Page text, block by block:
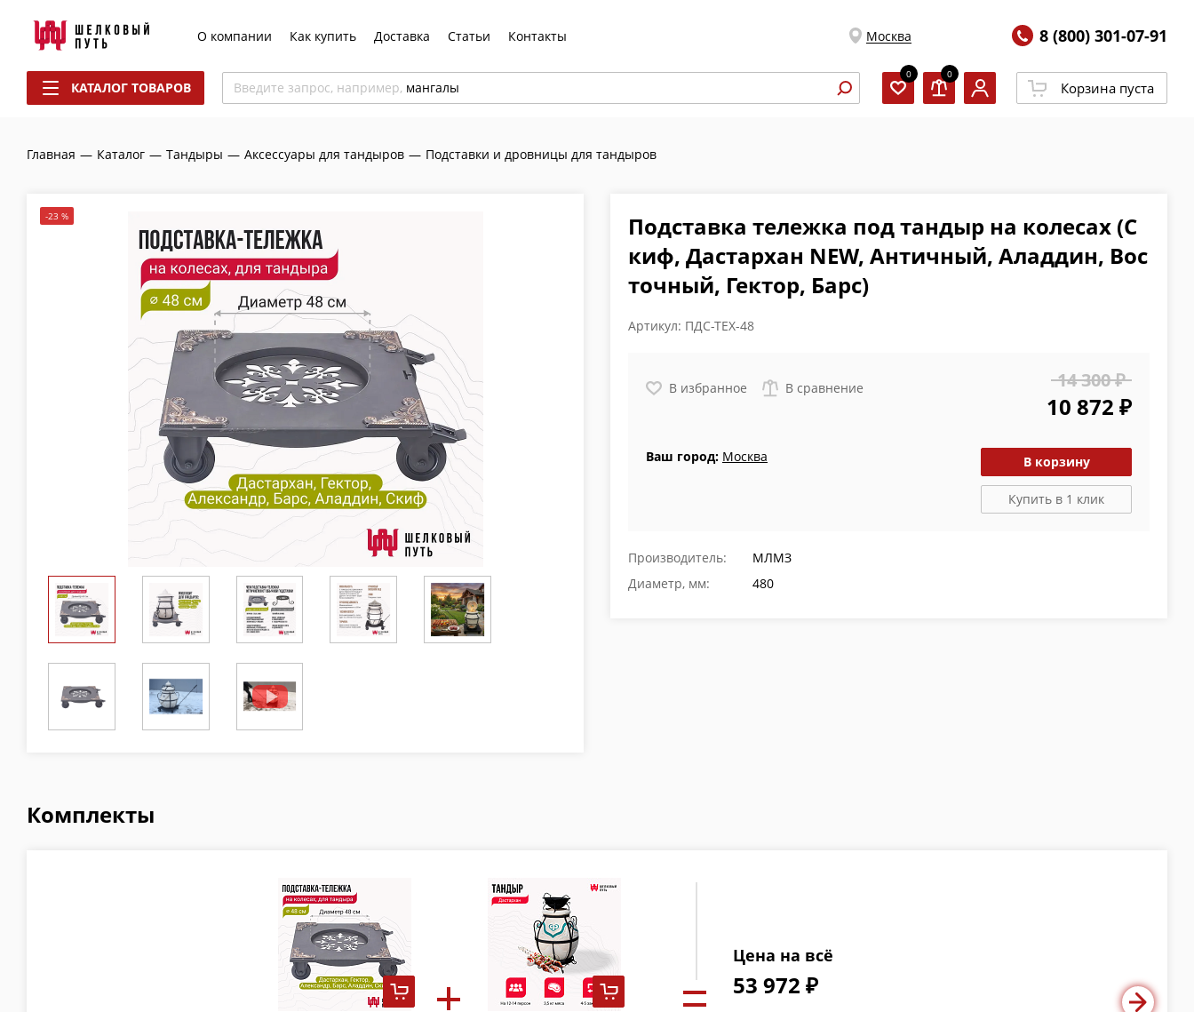
О компании Как купить Доставка Статьи Контакты Москва 8 (800) 301-07-91
КАТАЛОГ ТОВАРОВ Введите запрос, например, мангалы
0 0
Корзина пуста
Главная — Каталог — Тандыры — Аксессуары для тандыров — Подставки и дровницы для тандыров
-23 %
Подставка тележка под тандыр на колесах (С
киф, Дастархан NEW, Античный, Аладдин, Вос
точный, Гектор, Барс)
Артикул: ПДС-ТЕХ-48
В избранное В сравнение 14 300 ₽
10 872 ₽
Ваш город: Москва В корзину
Купить в 1 клик
Производитель:
МЛМЗ
Диаметр, мм:
480
Комплекты
Цена на всё
53 972 ₽